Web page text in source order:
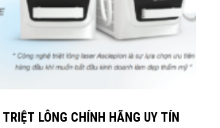
LÔNG CHÍNH HÃNG UY TÍN